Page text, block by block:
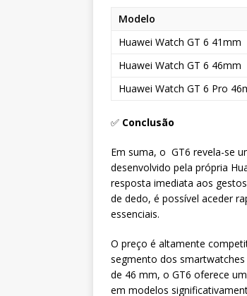
Modelo
Huawei Watch GT 6 41mm
Huawei Watch GT 6 46mm
Huawei Watch GT 6 Pro
✅ Conclusão
Em suma, o GT6 revela-se
desenvolvido pela própria
resposta imediata aos
de dedo, é possível aceder
essenciais.
O preço é altamente
segmento dos
de 46 mm, o GT6 oferece
em modelos